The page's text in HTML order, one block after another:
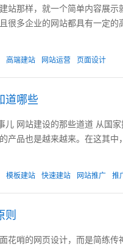
站那样，就一个简单内容展
很多企业的网站都具有一定
高端建站 网站运营 页面设计
道哪些
网站建设的那些道道 从国
产品也是越来越来。在这其
模板建站 快速建站 网站推广 推
则
花哨的网页设计，而是简练